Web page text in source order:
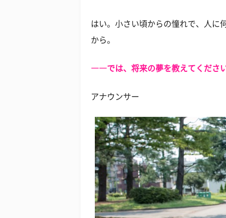
はい。小さい頃からの憧れで、人に
から。
――では、将来の夢を教えてくださ
アナウンサー